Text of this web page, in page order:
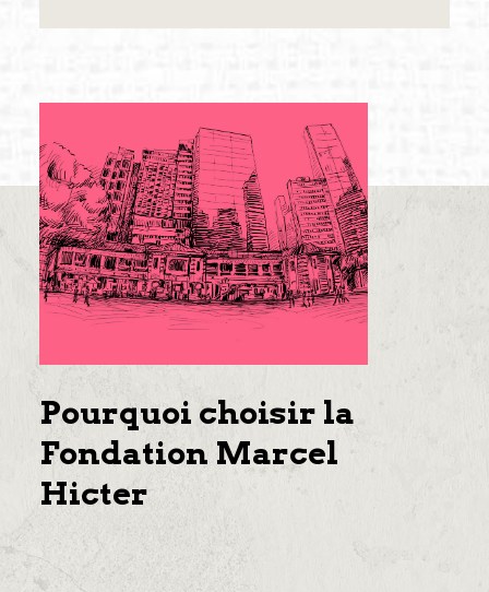
Pourquoi choisir la
Fondation Marcel
Hicter